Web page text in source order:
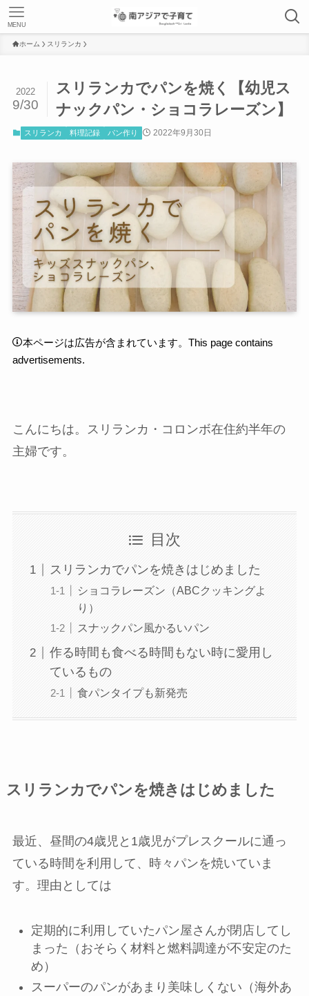
MENU
ホーム スリランカ
スリランカでパンを焼く【幼児ス
ナックパン・ショコラレーズン】
2022
9/30
スリランカ 料理記録 パン作り 2022年9月30日
本ページは広告が含まれています。This page contains
advertisements.
こんにちは。スリランカ・コロンボ在住約半年の
主婦です。
目次
スリランカでパンを焼きはじめました
ショコラレーズン（ABCクッキングよ
り）
スナックパン風かるいパン
作る時間も食べる時間もない時に愛用し
ているもの
食パンタイプも新発売
スリランカでパンを焼きはじめました
最近、昼間の4歳児と1歳児がプレスクールに通っ
ている時間を利用して、時々パンを焼いていま
す。理由としては
定期的に利用していたパン屋さんが閉店してし
まった（おそらく材料と燃料調達が不安定のた
め）
スーパーのパンがあまり美味しくない（海外あ